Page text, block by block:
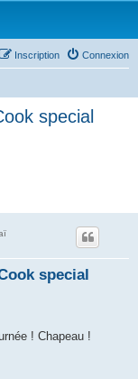
Connexion
Inscription
special
special
! Chapeau !